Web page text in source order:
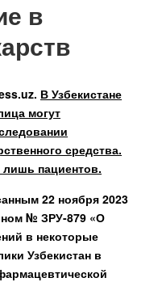
в
В Узбекистане
могут
средства.
лишь пациентов.
22 ноября 2023
№ ЗРУ-879 «О
в некоторые
Узбекистан в